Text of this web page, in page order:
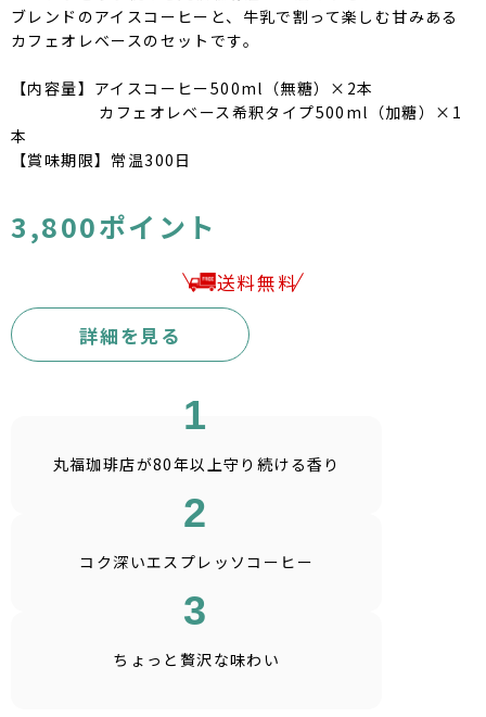
ブレンドのアイスコーヒーと、牛乳で割って楽しむ甘みある
カフェオレベースのセットです。
【内容量】アイスコーヒー500ml（無糖）×2本
カフェオレベース希釈タイプ500ml（加糖）×1
本
【賞味期限】常温300日
3,800ポイント
送料無料
詳細を見る
1
丸福珈琲店が80年以上守り続ける香り
2
コク深いエスプレッソコーヒー
3
ちょっと贅沢な味わい